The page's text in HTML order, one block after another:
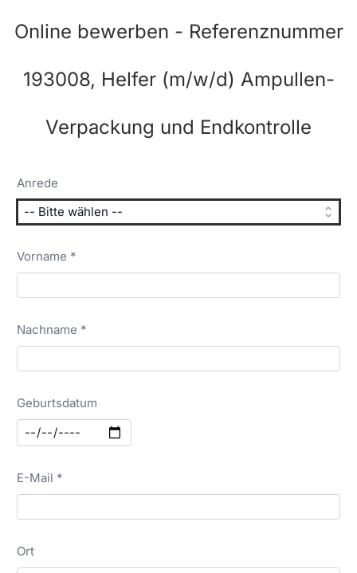
Online bewerben - Referenznummer
193008, Helfer (m/w/d) Ampullen-
Verpackung und Endkontrolle
Anrede
Vorname *
Nachname *
Geburtsdatum
E-Mail *
Ort